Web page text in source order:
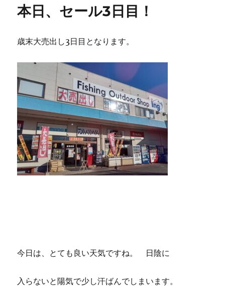
本日、セール3日目！
歳末大売出し3日目となります。
今日は、とても良い天気ですね。 日陰に
入らないと陽気で少し汗ばんでしまいます。